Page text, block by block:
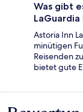
Was gibt
Astoria Inn
minütigen
Reisenden
bietet gute